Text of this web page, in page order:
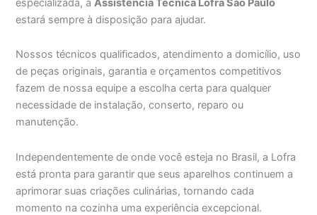
estará sempre à disposição para ajudar.
Nossos técnicos qualificados, atendimento a domicílio, uso
de peças originais, garantia e orçamentos competitivos
fazem de nossa equipe a escolha certa para qualquer
necessidade de instalação, conserto, reparo ou
manutenção.
Independentemente de onde você esteja no Brasil, a Lofra
está pronta para garantir que seus aparelhos continuem a
aprimorar suas criações culinárias, tornando cada
momento na cozinha uma experiência excepcional.